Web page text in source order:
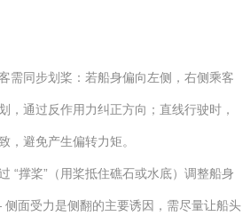
需同步划桨：若船身偏向左侧，右侧乘客
，通过反作用力纠正方向；直线行驶时，
，避免产生偏转力矩。
“撑桨”（用桨抵住礁石或水底）调整船身
面受力是侧翻的主要诱因，需尽量让船头